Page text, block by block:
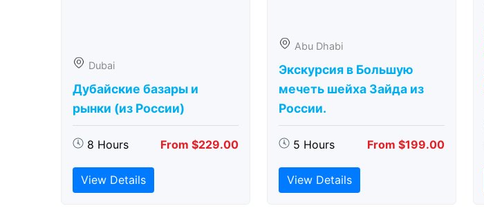
Dubai
Дубайские базары и
рынки (из России)
8 Hours From $229.00
View Details
Abu Dhabi
Экскурсия в Большую
мечеть шейха Зайда из
России.
5 Hours From $199.00
View Details